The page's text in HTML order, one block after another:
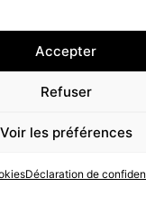
Accepter
Refuser
Voir les préférences
Déclaration de